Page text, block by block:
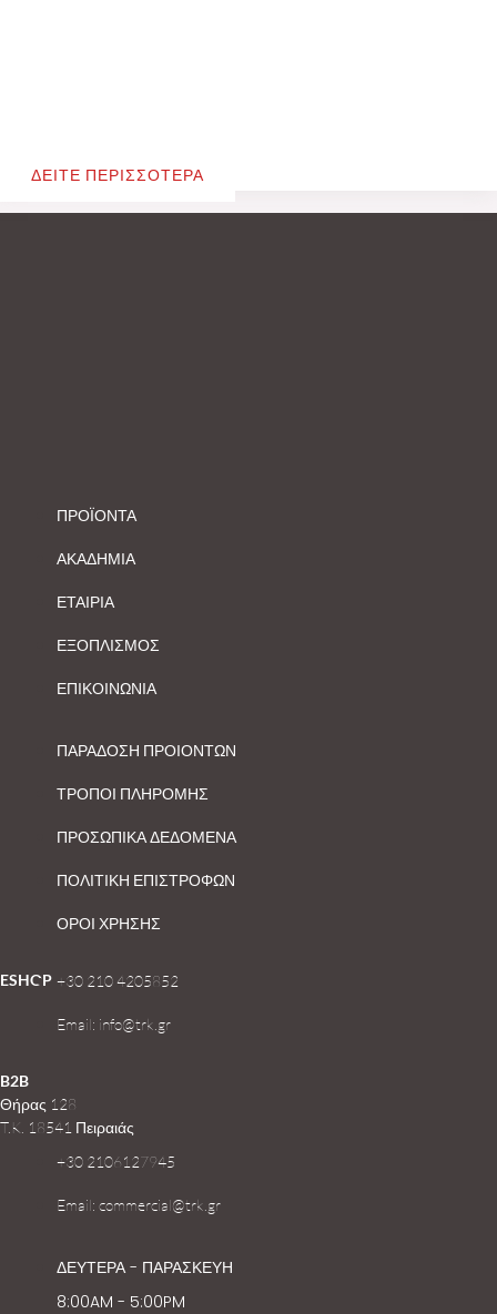
ΔΕΙΤΕ ΠΕΡΙΣΣΟΤΕΡΑ
ΠΡΟΪΟΝΤΑ
ΑΚΑΔΗΜΙΑ
ΕΤΑΙΡΙΑ
ΕΞΟΠΛΙΣΜΟΣ
ΕΠΙΚΟΙΝΩΝΙΑ
ΠΑΡΑΔΟΣΗ ΠΡΟΙΟΝΤΩΝ
ΤΡΟΠΟΙ ΠΛΗΡΟΜΗΣ
ΠΡΟΣΩΠΙΚΑ ΔΕΔΟΜΕΝΑ
ΠΟΛΙΤΙΚΗ ΕΠΙΣΤΡΟΦΩΝ
ΟΡΟΙ ΧΡΗΣΗΣ
ESHOP +30 210 4205852
Email: info@trk.gr
B2B
Θήρας 128
T.K. 18541 Πειραιάς
+30 2106127945
Email: commercial@trk.gr
ΔΕΥΤΕΡΑ - ΠΑΡΑΣΚΕΥΗ
8:00AM - 5:00PM